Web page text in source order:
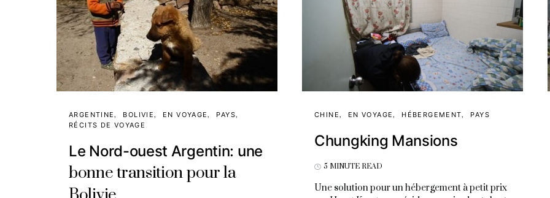
ARGENTINE BOLIVIE EN VOYAGE
PAYS
RÉCITS DE VOYAGE
Le Nord-ouest Argentin: une
bonne transition pour la
CHINE EN VOYAGE HÉBERGEMENT PAYS
Chungking Mansions
5 MINUTE READ
Une solution pour un hébergement à petit prix